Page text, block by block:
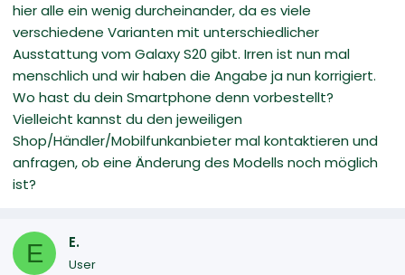
hier alle ein wenig durcheinander, da es viele
verschiedene Varianten mit unterschiedlicher
Ausstattung vom Galaxy S20 gibt. Irren ist nun mal
menschlich und wir haben die Angabe ja nun korrigiert.
Wo hast du dein Smartphone denn vorbestellt?
Vielleicht kannst du den jeweiligen
Shop/Händler/Mobilfunkanbieter mal kontaktieren und
anfragen, ob eine Änderung des Modells noch möglich
ist?
E E.
User